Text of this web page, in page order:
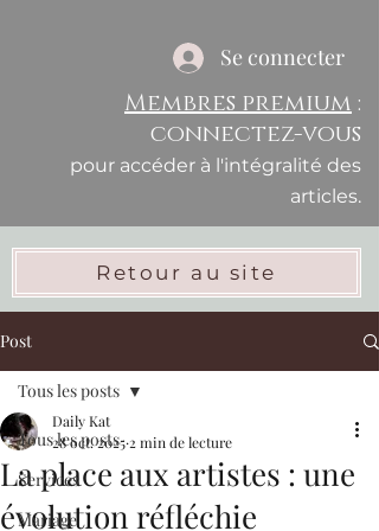
Se connecter
Membres premium :
connectez-vous
pour accéder à l'intégralité des
articles.
Retour au site
Post
Tous les posts
Services
Mariage
Tous les posts
La place aux artistes : une
évolution réfléchie
Daily Kat
28 oct. 2025 2 min de lecture